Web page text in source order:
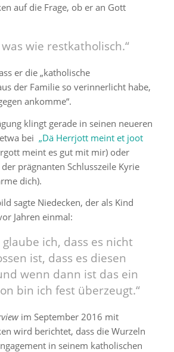
auf die Frage, ob er an Gott
wie restkatholisch.“
er die „katholische
der Familie so verinnerlicht habe,
ankomme“.
klingt gerade in seinen neueren
bei „Dä Herrjott meint et joot
meint es gut mit mir) oder
prägnanten Schlusszeile Kyrie
dich).
sagte Niedecken, der als Kind
Jahren einmal:
glaube ich, dass es nicht
ist, dass es diesen
wenn dann ist das ein
bin ich fest überzeugt.“
im September 2016 mit
wird berichtet, dass die Wurzeln
in seinem katholischen